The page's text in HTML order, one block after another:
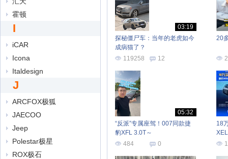
霍顿
I
iCAR
Icona
Italdesign
J
ARCFOX极狐
JAECOO
Jeep
Polestar极星
ROX极石
03:19
探秘僵尸车：当年的老虎如今
成病猫了？
119258
12
20
05:32
“反派”专属座驾！007同款捷
豹XFL 3.0T～
484
0
18